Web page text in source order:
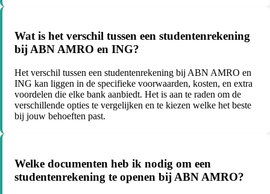
Wat is het verschil tussen een studentenrekening
bij ABN AMRO en ING?
Het verschil tussen een studentenrekening bij ABN AMRO en
ING kan liggen in de specifieke voorwaarden, kosten, en extra
voordelen die elke bank aanbiedt. Het is aan te raden om de
verschillende opties te vergelijken en te kiezen welke het beste
bij jouw behoeften past.
Welke documenten heb ik nodig om een
studentenrekening te openen bij ABN AMRO?